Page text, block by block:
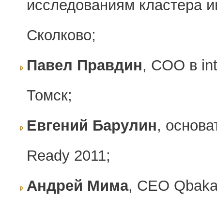
исследованиям кластера
Сколково;
Павел Правдин, COO в
Томск;
Евгений Барулин,
Ready 2011;
Андрей Мима, CEO